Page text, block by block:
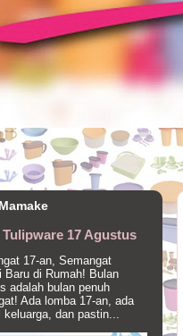
17 Agustus
17-an, Semangat
Baru di Rumah! Bulan
adalah bulan penuh
Ada lomba 17-an, ada
keluarga, dan pastin...